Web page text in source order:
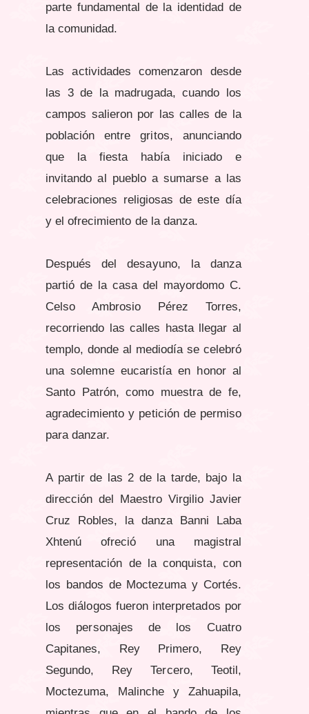
parte fundamental de la identidad de
la comunidad.
Las actividades comenzaron desde
las 3 de la madrugada, cuando los
campos salieron por las calles de la
población entre gritos, anunciando
que la fiesta había iniciado e
invitando al pueblo a sumarse a las
celebraciones religiosas de este día
y el ofrecimiento de la danza.
Después del desayuno, la danza
partió de la casa del mayordomo C.
Celso Ambrosio Pérez Torres,
recorriendo las calles hasta llegar al
templo, donde al mediodía se celebró
una solemne eucaristía en honor al
Santo Patrón, como muestra de fe,
agradecimiento y petición de permiso
para danzar.
A partir de las 2 de la tarde, bajo la
dirección del Maestro Virgilio Javier
Cruz Robles, la danza Banni Laba
Xhtenú ofreció una magistral
representación de la conquista, con
los bandos de Moctezuma y Cortés.
Los diálogos fueron interpretados por
los personajes de los Cuatro
Capitanes, Rey Primero, Rey
Segundo, Rey Tercero, Teotil,
Moctezuma, Malinche y Zahuapila,